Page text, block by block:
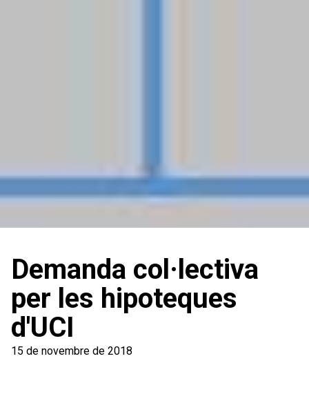
Demanda col·lectiva
per les hipoteques
d'UCI
15 de novembre de 2018